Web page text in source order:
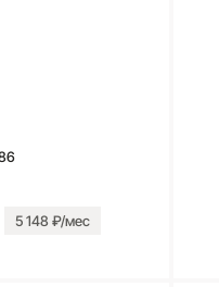
5 148 ₽/мес